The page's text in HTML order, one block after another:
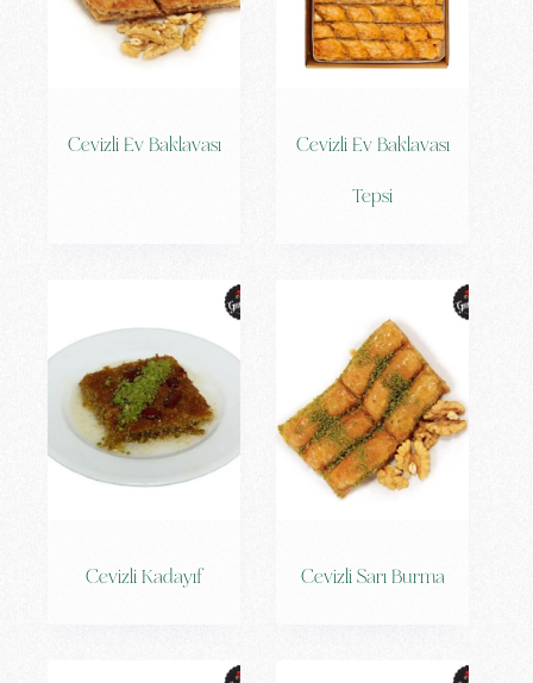
Cevizli Ev Baklavası
Cevizli Ev Baklavası
Tepsi
Cevizli Kadayıf Cevizli Sarı Burma